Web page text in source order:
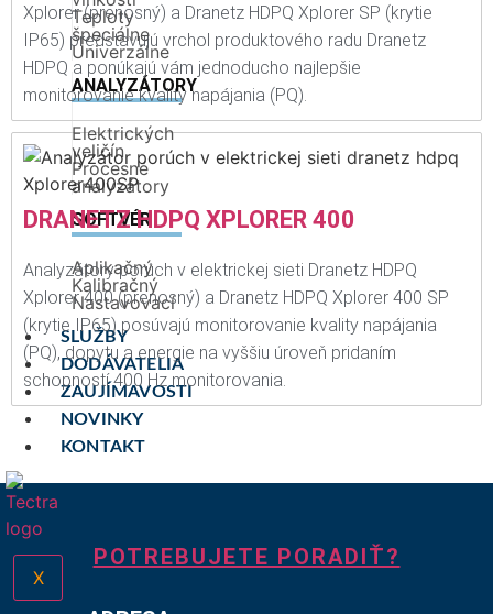
Teploty
špeciálne
Univerzálne
ANALYZÁTORY
Elektrických
veličín
Procesné
analyzátory
SOFTVÉR
Aplikačný
Kalibračný
Nastavovací
SLUŽBY
DODÁVATELIA
ZAUJÍMAVOSTI
NOVINKY
KONTAKT
X
Xplorer (prenosný) a Dranetz HDPQ Xplorer SP (krytie
IP65) predstavujú vrchol produktového radu Dranetz
HDPQ a ponúkajú vám jednoducho najlepšie
monitorovanie kvality napájania (PQ).
DRANETZ HDPQ XPLORER 400
Analyzátory porúch v elektrickej sieti Dranetz HDPQ
Xplorer 400 (prenosný) a Dranetz HDPQ Xplorer 400 SP
(krytie IP65) posúvajú monitorovanie kvality napájania
(PQ), dopytu a energie na vyššiu úroveň pridaním
schopností 400 Hz monitorovania.
POTREBUJETE PORADIŤ?